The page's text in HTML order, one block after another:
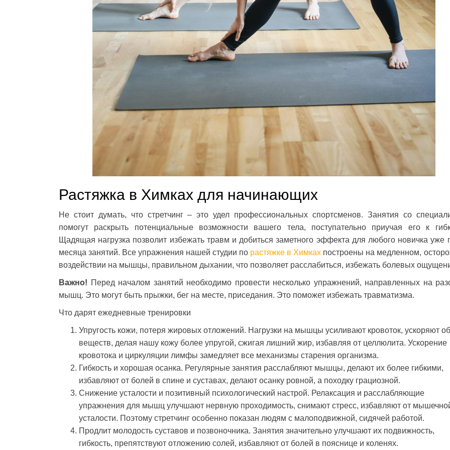
Растяжка в Химках для начинающих
Не стоит думать, что стретчинг – это удел профессиональных спортсменов. Занятия со
помогут раскрыть потенциальные возможности вашего тела, поступательно приучая его к
Щадящая нагрузка позволит избежать травм и добиться заметного эффекта для любого новичка уже
месяца занятий. Все упражнения нашей студии по растяжке в Химках построены на медленном,
воздействии на мышцы, правильном дыхании, что позволяет расслабиться, избежать болевых
Важно! Перед началом занятий необходимо провести несколько упражнений, направленных на
мышц. Это могут быть прыжки, бег на месте, приседания. Это поможет избежать травматизма.
Что дарят ежедневные тренировки
Упругость кожи, потеря жировых отложений. Нагрузки на мышцы усиливают кровоток, ускоряют
веществ, делая нашу кожу более упругой, сжигая лишний жир, избавляя от целлюлита. Ускорение
кровотока и циркуляции лимфы замедляет все механизмы старения организма.
Гибкость и хорошая осанка. Регулярные занятия расслабляют мышцы, делают их более гибкими,
избавляют от болей в спине и суставах, делают осанку ровной, а походку грациозной.
Снижение усталости и позитивный психологический настрой. Релаксация и расслабляющие
упражнения для мышц улучшают нервную проходимость, снимают стресс, избавляют от
усталости. Поэтому стретчинг особенно показан людям с малоподвижной, сидячей работой.
Продлит молодость суставов и позвоночника. Занятия значительно улучшают их подвижность,
гибкость, препятствуют отложению солей, избавляют от болей в пояснице и коленях.